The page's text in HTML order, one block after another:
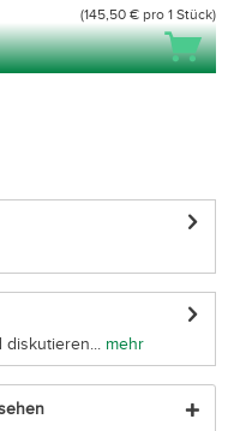
(145,50 € pro 1 Stück)
diskutieren... mehr